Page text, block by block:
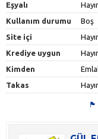
Eşyalı
Hayır
Kullanım durumu
Boş
Site içi
Hayır
Krediye uygun
Hayır
Kimden
Takas
Hayır